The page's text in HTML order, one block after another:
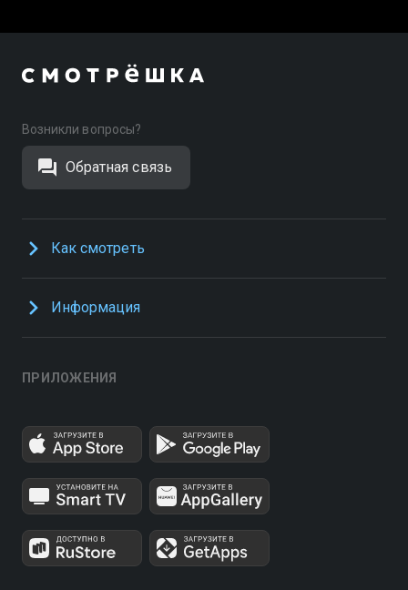
Возникли вопросы?
Обратная связь
Как смотреть
Информация
ПРИЛОЖЕНИЯ